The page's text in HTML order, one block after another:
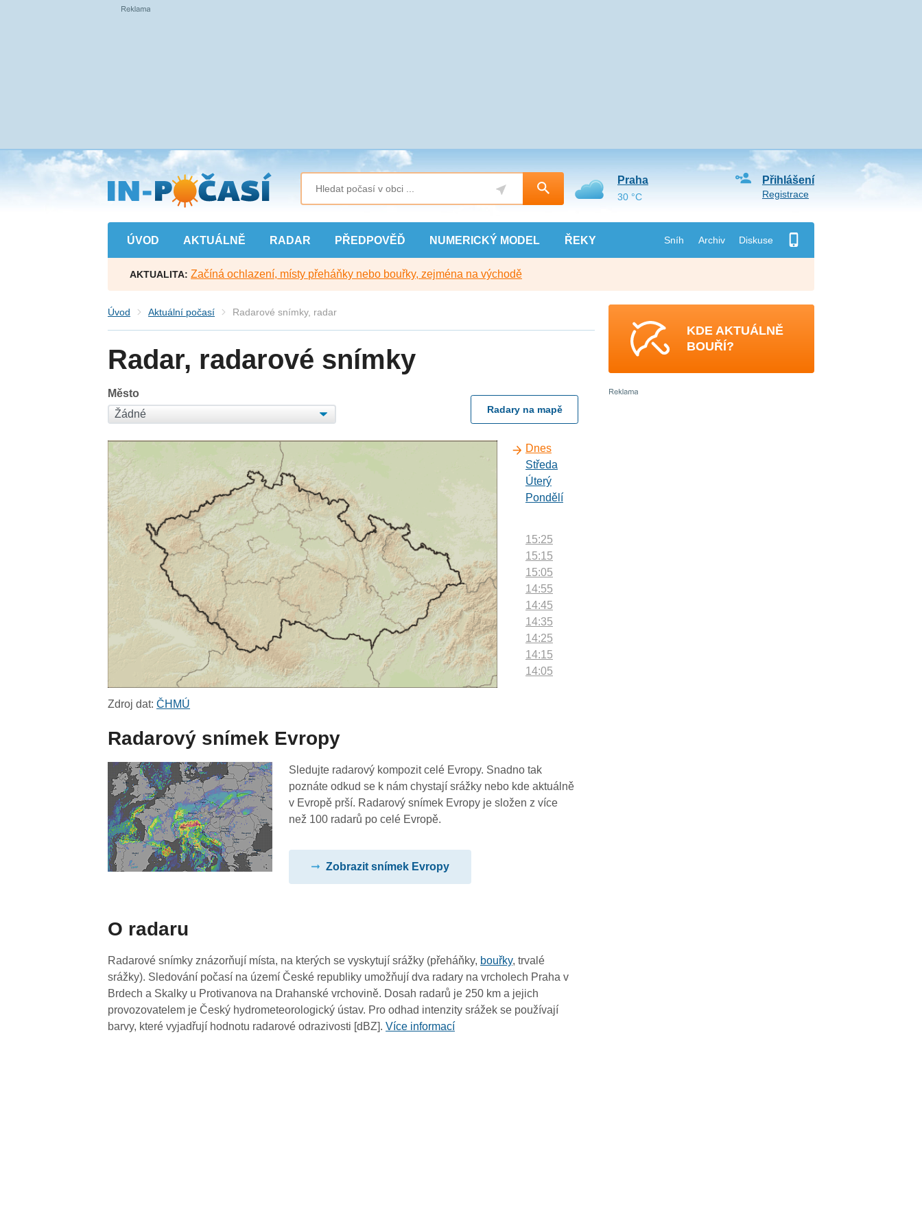
Přejít
na
hlavní
obsah
ÚVOD AKTUÁLNĚ RADAR PŘEDPOVĚĎ NUMERICKÝ MODEL ŘEKY Sníh Archiv Diskuse
Přihlášení
Registrace
Praha
30 °C
AKTUALITA: Začíná ochlazení, místy přeháňky nebo bouřky, zejména na východě
Úvod Aktuální počasí Radarové snímky, radar
Radar, radarové snímky
Město
Radary na mapě
Dnes
Středa
Úterý
Pondělí
15:25
15:15
15:05
14:55
14:45
14:35
14:25
14:15
14:05
13:05
12:55
12:45
11:05
10:55
10:45
10:35
Zdroj dat:ČHMÚ
Radarový snímek Evropy
Sledujte radarový kompozit celé Evropy. Snadno tak
poznáte odkud se k nám chystají srážky nebo kde aktuálně
v Evropě prší. Radarový snímek Evropy je složen z více
než 100 radarů po celé Evropě.
Zobrazit snímek Evropy
O radaru
Radarové snímky znázorňují místa, na kterých se vyskytují srážky (přeháňky, bouřky, trvalé
srážky). Sledování počasí na území České republiky umožňují dva radary na vrcholech Praha v
Brdech a Skalky u Protivanova na Drahanské vrchovině. Dosah radarů je 250 km a jejich
provozovatelem je Český hydrometeorologický ústav. Pro odhad intenzity srážek se používají
barvy, které vyjadřují hodnotu radarové odrazivosti [dBZ].Více informací
KDE AKTUÁLNĚ
BOUŘÍ?